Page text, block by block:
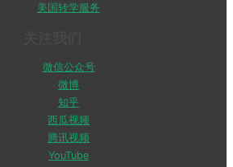
美国转学服务
微信公众号
微博
知乎
西瓜视频
腾讯视频
YouTube